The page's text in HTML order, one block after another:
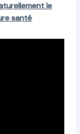
le
santé